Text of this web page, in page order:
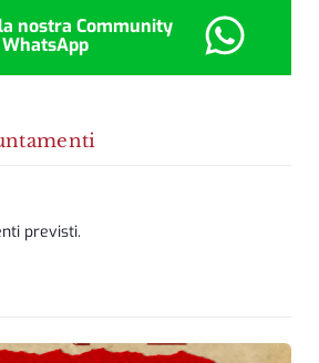
nostra Community
WhatsApp
previsti.